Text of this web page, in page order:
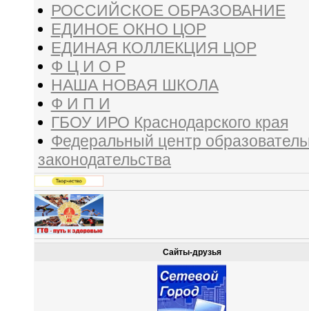
РОССИЙСКОЕ ОБРАЗОВАНИЕ
ЕДИНОЕ ОКНО ЦОР
ЕДИНАЯ КОЛЛЕКЦИЯ ЦОР
Ф Ц И О Р
НАША НОВАЯ ШКОЛА
Ф И П И
ГБОУ ИРО Краснодарского края
Федеральный центр
законодательства
Сайты-друзья